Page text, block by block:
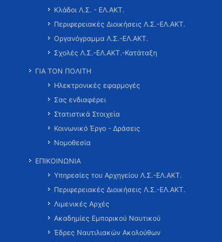
Κλάδοι Λ.Σ. - ΕΛ.ΑΚΤ.
Περιφερειακές Διοικήσεις Λ.Σ.-ΕΛ.ΑΚΤ.
Οργανόγραμμα Λ.Σ.-ΕΛ.ΑΚΤ.
Σχολές Λ.Σ.-ΕΛ.ΑΚΤ.-Κατάταξη
ΓΙΑ ΤΟΝ ΠΟΛΙΤΗ
Ηλεκτρονικές εφαρμογές
Σας ενδιαφέρει
Στατιστικά Στοιχεία
Κοινωνικό Έργο - Δράσεις
Νομοθεσία
ΕΠΙΚΟΙΝΩΝΙΑ
Υπηρεσίες του Αρχηγείου Λ.Σ.-ΕΛ.ΑΚΤ.
Περιφερειακές Διοικήσεις Λ.Σ.-ΕΛ.ΑΚΤ.
Λιμενικές Αρχές
Ακαδημίες Εμπορικού Ναυτικού
Έδρες Ναυτιλιακών Ακολούθων